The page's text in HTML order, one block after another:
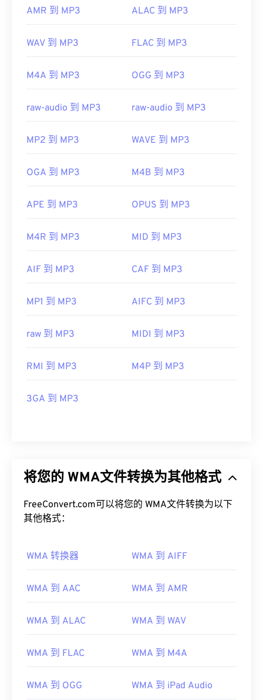
AMR 到 MP3 ALAC 到 MP3
WAV 到 MP3 FLAC 到 MP3
M4A 到 MP3 OGG 到 MP3
raw-audio 到 MP3 raw-audio 到 MP3
MP2 到 MP3 WAVE 到 MP3
OGA 到 MP3 M4B 到 MP3
APE 到 MP3 OPUS 到 MP3
M4R 到 MP3 MID 到 MP3
AIF 到 MP3 CAF 到 MP3
MP1 到 MP3 AIFC 到 MP3
raw 到 MP3 MIDI 到 MP3
RMI 到 MP3 M4P 到 MP3
3GA 到 MP3
将您的 WMA文件转换为其他格式
FreeConvert.com可以将您的 WMA文件转换为以下
其他格式：
WMA 转换器 WMA 到 AIFF
WMA 到 AAC WMA 到 AMR
WMA 到 ALAC WMA 到 WAV
WMA 到 FLAC WMA 到 M4A
WMA 到 OGG WMA 到 iPad Audio